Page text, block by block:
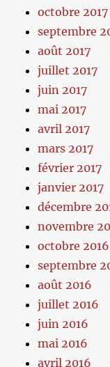
octobre 2017
septembre
août 2017
juillet 2017
juin 2017
mai 2017
avril 2017
mars 2017
février 2017
janvier 2017
décembre
novembre
octobre 2016
septembre
août 2016
juillet 2016
juin 2016
mai 2016
avril 2016